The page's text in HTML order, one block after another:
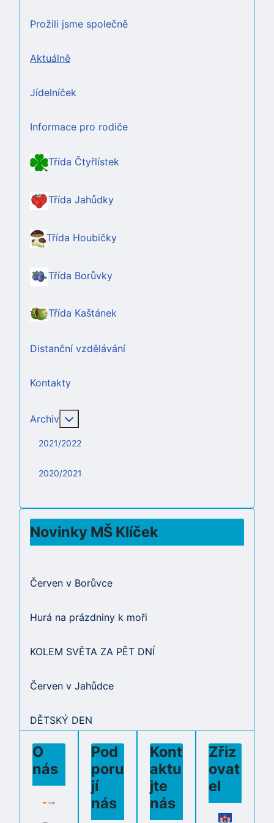
Prožili jsme společně
Aktuálně
Jídelníček
Informace pro rodiče
Třída Čtyřlístek
Třída Jahůdky
Třída Houbičky
Třída Borůvky
Třída Kaštánek
Distanční vzdělávání
Kontakty
Archiv
2021/2022
2020/2021
Novinky MŠ Klíček
Červen v Borůvce
Hurá na prázdniny k moři
KOLEM SVĚTA ZA PĚT DNÍ
Červen v Jahůdce
DĚTSKÝ DEN
O
nás
Pod
poru
jí
nás
Kont
aktu
jte
nás
Zřiz
ovat
el